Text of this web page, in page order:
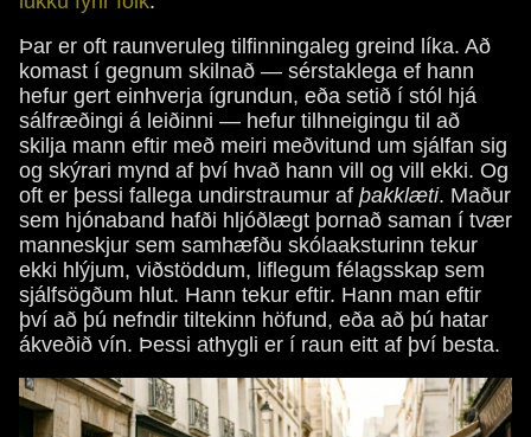
Þar er oft raunveruleg tilfinningaleg greind líka. Að
komast í gegnum skilnað — sérstaklega ef hann
hefur gert einhverja ígrundun, eða setið í stól hjá
sálfræðingi á leiðinni — hefur tilhneigingu til að
skilja mann eftir með meiri meðvitund um sjálfan sig
og skýrari mynd af því hvað hann vill og vill ekki. Og
oft er þessi fallega undirstraumur af þakklæti. Maður
sem hjónaband hafði hljóðlægt þornað saman í tvær
manneskjur sem samhæfðu skólaaksturinn tekur
ekki hlýjum, viðstöddum, liflegum félagsskap sem
sjálfsögðum hlut. Hann tekur eftir. Hann man eftir
því að þú nefndir tiltekinn höfund, eða að þú hatar
ákveðið vín. Þessi athygli er í raun eitt af því besta.